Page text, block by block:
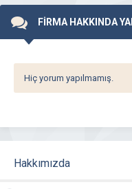
FİRMA HAKKINDA
Hiç yorum yapılmamış.
Hakkımızda